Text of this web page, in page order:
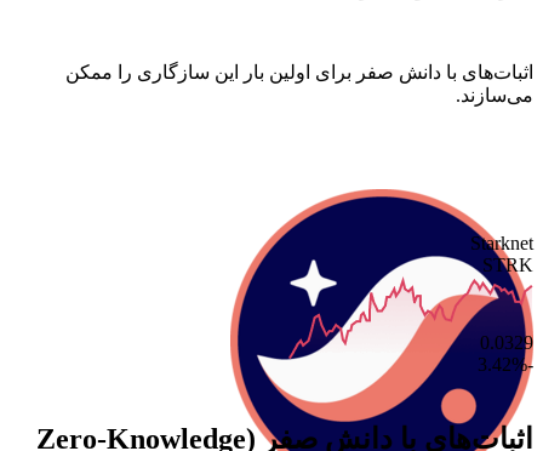
اثبات‌های با دانش صفر برای اولین بار این سازگاری را ممکن
می‌سازند.
Starknet
STRK
0.0329
-3.42%
اثبات‌های با دانش صفر (Zero-Knowledge